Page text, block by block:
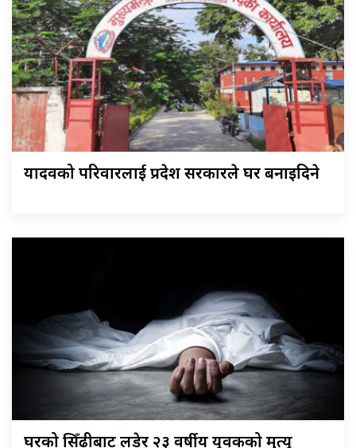
यादवको परिवारलाई प्रदेश सरकारले घर बनाइदिने
घरको सिँढीबाट लडेर २३ वर्षीय युवकको मृत्यु